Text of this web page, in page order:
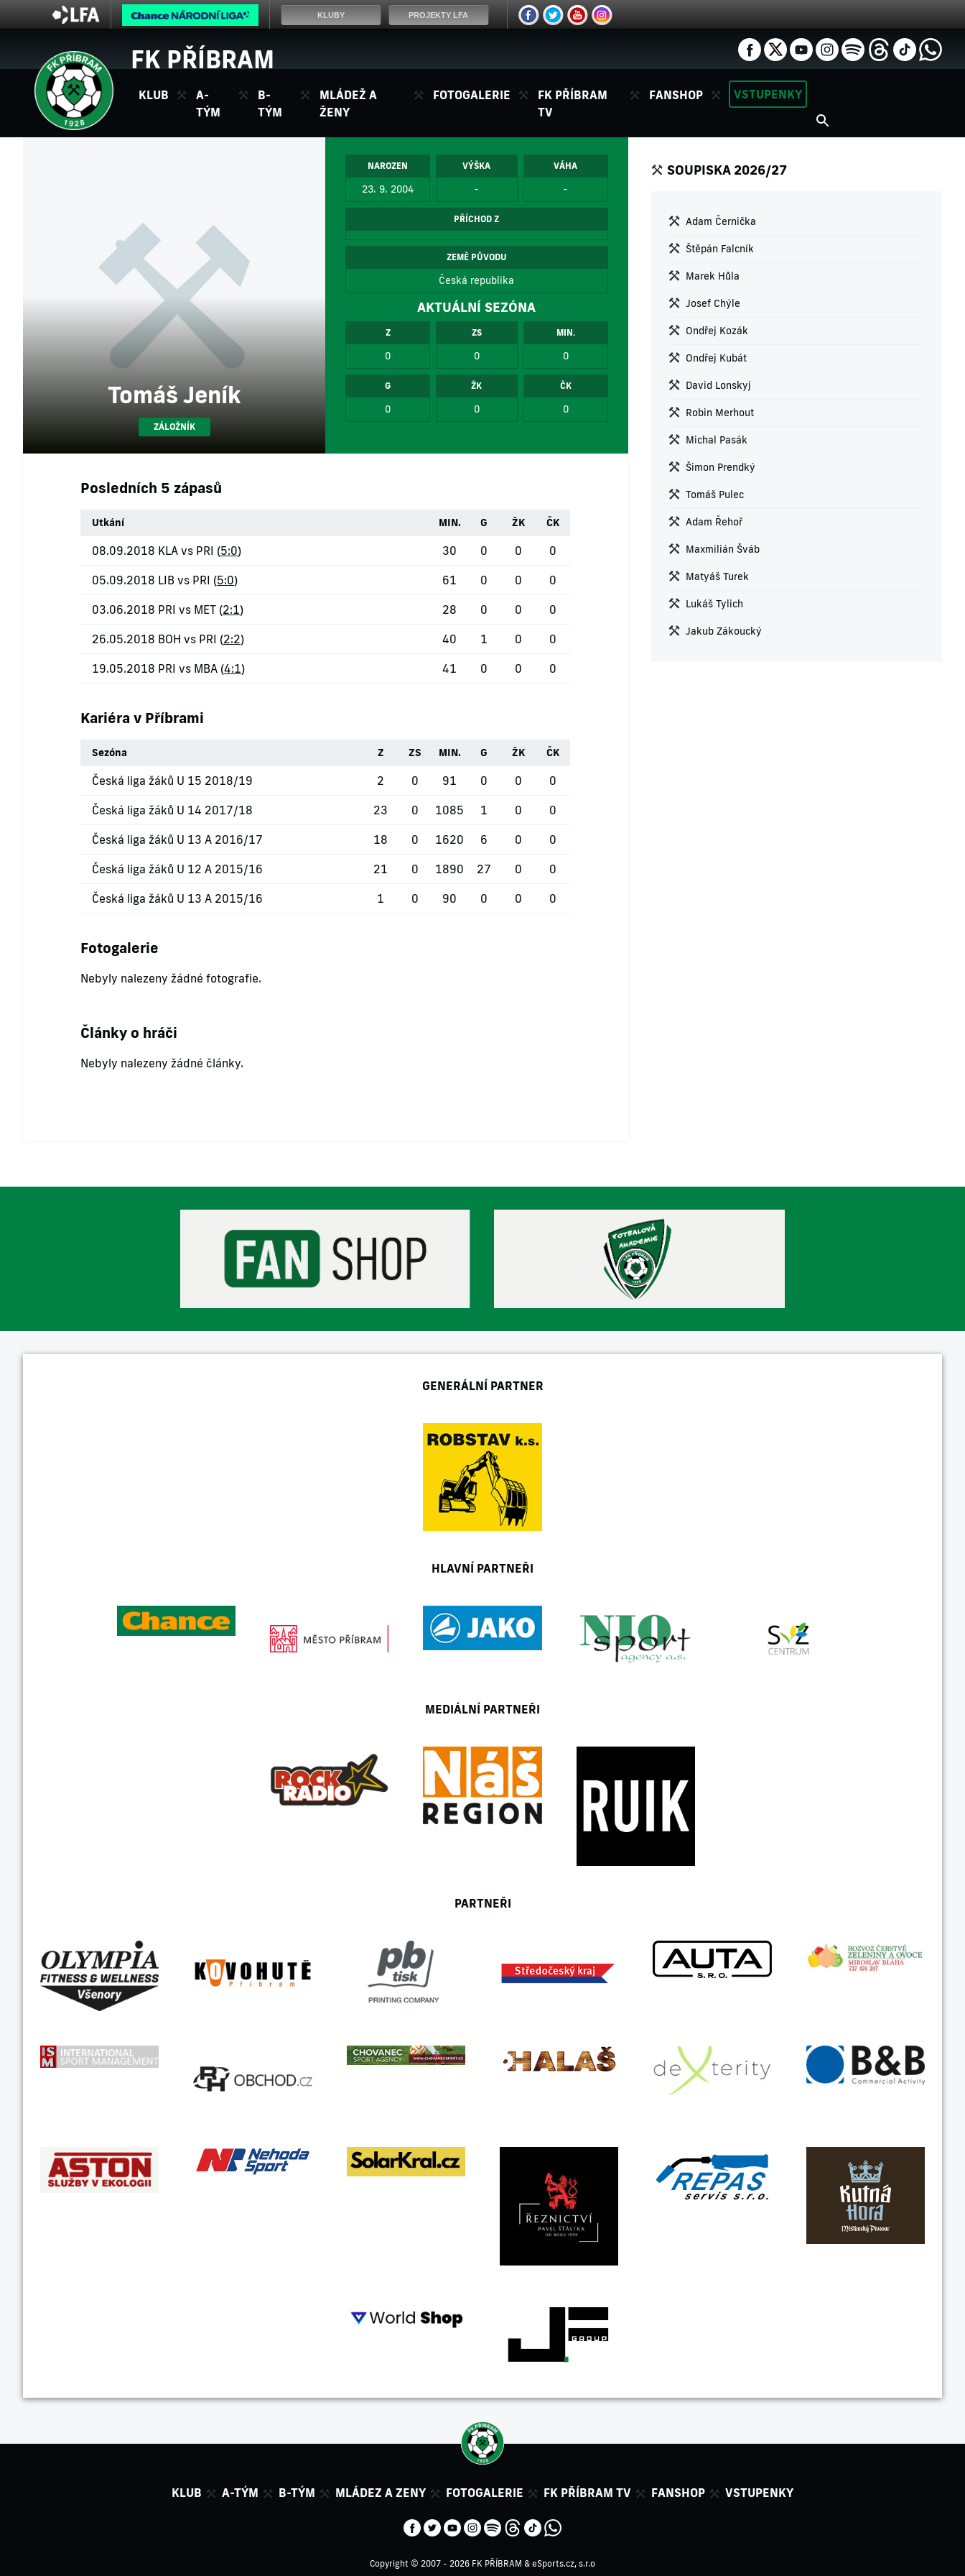
FK PŘÍBRAM
KLUB
A-
TÝM
B-
TÝM
MLÁDEŽ A
ŽENY
FOTOGALERIE
FK PŘÍBRAM
TV
FANSHOP VSTUPENKY
Tomáš Jeník
ZÁLOŽNÍK
NAROZEN
23. 9. 2004
VÝŠKA
-
VÁHA
-
PŘÍCHOD Z
ZEMĚ PŮVODU
Česká republika
AKTUÁLNÍ SEZÓNA
Z
0
ZS
0
MIN.
0
G
0
ŽK
0
ČK
0
Posledních 5 zápasů
Utkání MIN. G ŽK ČK
08.09.2018 KLA vs PRI (5:0) 30 0 0 0
05.09.2018 LIB vs PRI (5:0) 61 0 0 0
03.06.2018 PRI vs MET (2:1) 28 0 0 0
26.05.2018 BOH vs PRI (2:2) 40 1 0 0
19.05.2018 PRI vs MBA (4:1) 41 0 0 0
Kariéra v Příbrami
Sezóna Z ZS MIN. G ŽK ČK
Česká liga žáků U 15 2018/19 2 0 91 0 0 0
Česká liga žáků U 14 2017/18 23 0 1085 1 0 0
Česká liga žáků U 13 A 2016/17 18 0 1620 6 0 0
Česká liga žáků U 12 A 2015/16 21 0 1890 27 0 0
Česká liga žáků U 13 A 2015/16 1 0 90 0 0 0
Fotogalerie
Nebyly nalezeny žádné fotografie.
Články o hráči
Nebyly nalezeny žádné články.
SOUPISKA 2026/27
Adam Černička
Štěpán Falcník
Marek Hůla
Josef Chýle
Ondřej Kozák
Ondřej Kubát
David Lonskyj
Robin Merhout
Michal Pasák
Šimon Prendký
Tomáš Pulec
Adam Řehoř
Maxmilián Šváb
Matyáš Turek
Lukáš Tylich
Jakub Zákoucký
GENERÁLNÍ PARTNER
HLAVNÍ PARTNEŘI
MEDIÁLNÍ PARTNEŘI
PARTNEŘI
KLUB A-TÝM B-TÝM MLÁDEZ A ZENY FOTOGALERIE FK PŘÍBRAM TV FANSHOP VSTUPENKY
Copyright © 2007 - 2026 FK PŘÍBRAM & eSports.cz, s.r.o
KLUBY PROJEKTY LFA